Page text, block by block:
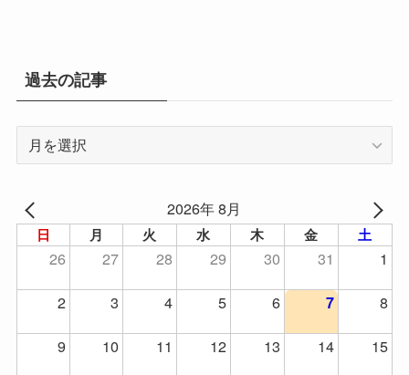
過去の記事
記
事
2026年 8月
日 月 火 水 木 金 土
26 27 28 29 30 31
1
2
3 4 5 6 7
8
9
10 11 12 13 14
15